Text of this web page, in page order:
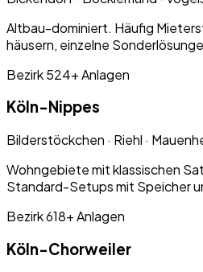
Altbau-dominiert. Häufig
häusern, einzelne
Bezirk 524+Anlagen
Köln-Nippes
Bilderstöckchen · Riehl ·
Wohngebiete mit klassischen
Standard-Setups mit Speicher
Bezirk 618+Anlagen
Köln-Chorweiler